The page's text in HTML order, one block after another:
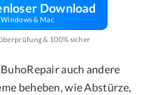
Download
& Mac
& 100% sicher
auch andere
beheben, wie Abstürze,